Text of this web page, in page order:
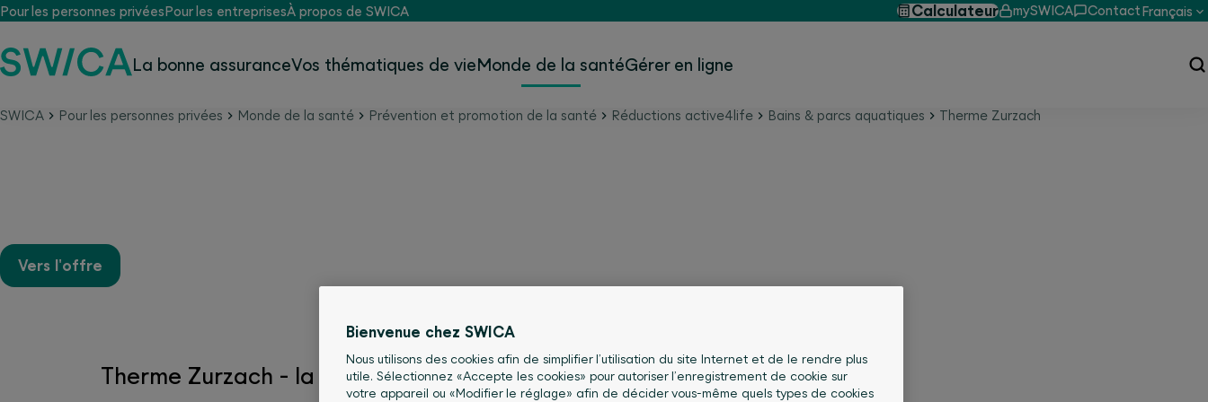
Pour les personnes privéesPour les entreprisesÀ propos de SWICA Calculateur mySWICA ContactFrançais
La bonne assuranceVos thématiques de vieMonde de la santéGérer en ligne
SWICA Pour les personnes privées Monde de la santé Prévention et promotion de la santé Réductions active4life Bains & parcs aquatiques Therme Zurzach
Vers l'offre
Therme Zurzach - la plus grande offre de bien-être de Suisse
Bienvenue chez SWICA
Nous utilisons des cookies afin de simplifier l’utilisation du site Internet et de le rendre plus
utile. Sélectionnez «Accepte les cookies» pour autoriser l’enregistrement de cookie sur
votre appareil ou «Modifier le réglage» afin de décider vous-même quels types de cookies